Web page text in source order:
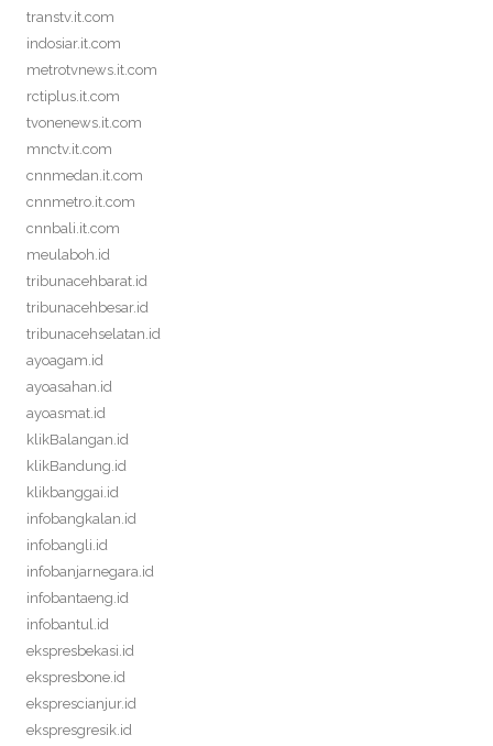
transtv.it.com
indosiar.it.com
metrotvnews.it.com
rctiplus.it.com
tvonenews.it.com
mnctv.it.com
cnnmedan.it.com
cnnmetro.it.com
cnnbali.it.com
meulaboh.id
tribunacehbarat.id
tribunacehbesar.id
tribunacehselatan.id
ayoagam.id
ayoasahan.id
ayoasmat.id
klikBalangan.id
klikBandung.id
klikbanggai.id
infobangkalan.id
infobangli.id
infobanjarnegara.id
infobantaeng.id
infobantul.id
ekspresbekasi.id
ekspresbone.id
eksprescianjur.id
ekspresgresik.id